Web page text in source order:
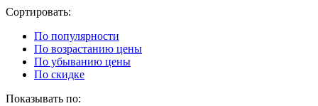
Cортировать:
По популярности
По возрастанию цены
По убыванию цены
По скидке
Показывать по: